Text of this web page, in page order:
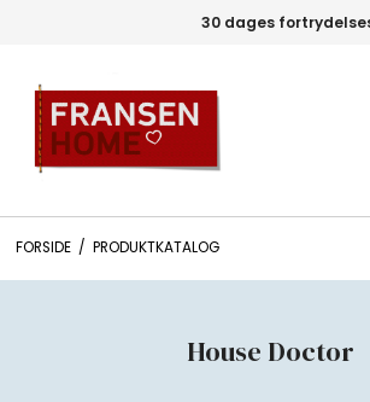
30 dages fortrydelsesret
FORSIDE / PRODUKTKATALOG
House Doctor